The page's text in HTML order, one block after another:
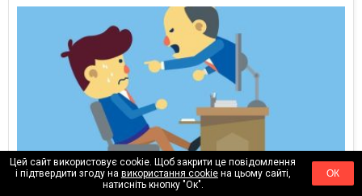
Цей сайт використовує cookie. Щоб закрити це повідомлення
і підтвердити згоду на використання cookieна цьому сайті,
натисніть кнопку "Ок".
ОК